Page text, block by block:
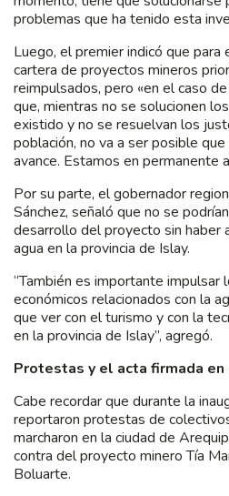
problemas que ha tenido esta
Luego, el premier indicó que para
cartera de proyectos mineros
reimpulsados, pero «en el caso
que, mientras no se solucionen
existido y no se resuelvan los
población, no va a ser posible
avance. Estamos en permanente
Por su parte, el gobernador
Sánchez, señaló que no se
desarrollo del proyecto sin
agua en la provincia de Islay.
“También es importante
económicos relacionados con la
que ver con el turismo y con la
en la provincia de Islay”, agregó.
Protestas y el acta firmada en
Cabe recordar que durante la
reportaron protestas de
marcharon en la ciudad de
contra del proyecto minero Tía
Boluarte.